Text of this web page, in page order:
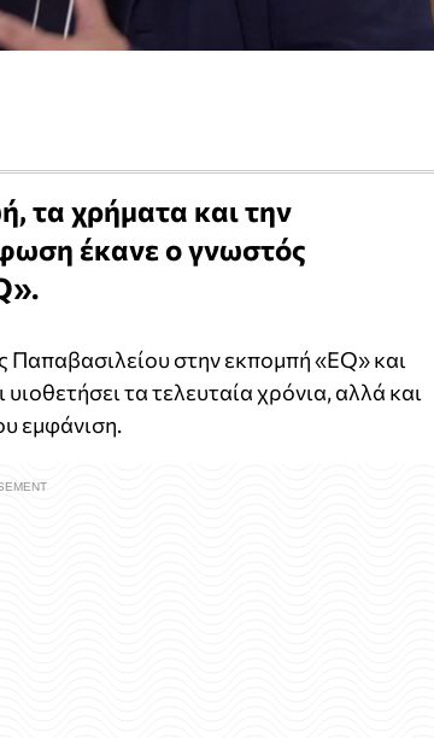
τα χρήματα και την
έκανε ο γνωστός
Παπαβασιλείου στην εκπομπή «EQ» και
τα τελευταία χρόνια, αλλά και
εμφάνιση.